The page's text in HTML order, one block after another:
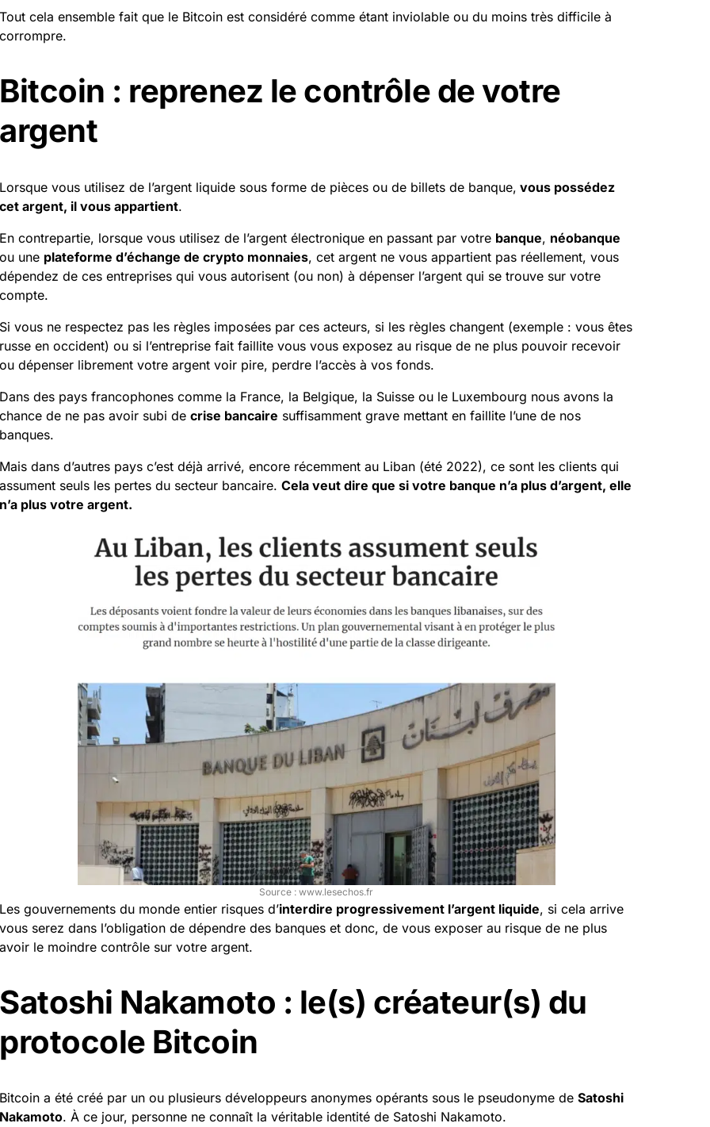
Tout cela ensemble fait que le Bitcoin est considéré comme étant inviolable ou du moins très difficile à
corrompre.
Bitcoin : reprenez le contrôle de votre
argent
Lorsque vous utilisez de l’argent liquide sous forme de pièces ou de billets de banque, vous possédez
cet argent, il vous appartient.
En contrepartie, lorsque vous utilisez de l’argent électronique en passant par votre banque, néobanque
ou une plateforme d’échange de crypto monnaies, cet argent ne vous appartient pas réellement, vous
dépendez de ces entreprises qui vous autorisent (ou non) à dépenser l’argent qui se trouve sur votre
compte.
Si vous ne respectez pas les règles imposées par ces acteurs, si les règles changent (exemple : vous êtes
russe en occident) ou si l’entreprise fait faillite vous vous exposez au risque de ne plus pouvoir recevoir
ou dépenser librement votre argent voir pire, perdre l’accès à vos fonds.
Dans des pays francophones comme la France, la Belgique, la Suisse ou le Luxembourg nous avons la
chance de ne pas avoir subi de crise bancaire suffisamment grave mettant en faillite l’une de nos
banques.
Mais dans d’autres pays c’est déjà arrivé, encore récemment au Liban (été 2022), ce sont les clients qui
assument seuls les pertes du secteur bancaire. Cela veut dire que si votre banque n’a plus d’argent, elle
n’a plus votre argent.
Source : www.lesechos.fr
Les gouvernements du monde entier risques d’interdire progressivement l’argent liquide, si cela arrive
vous serez dans l’obligation de dépendre des banques et donc, de vous exposer au risque de ne plus
avoir le moindre contrôle sur votre argent.
Satoshi Nakamoto : le(s) créateur(s) du
protocole Bitcoin
Bitcoin a été créé par un ou plusieurs développeurs anonymes opérants sous le pseudonyme de Satoshi
Nakamoto. À ce jour, personne ne connaît la véritable identité de Satoshi Nakamoto.